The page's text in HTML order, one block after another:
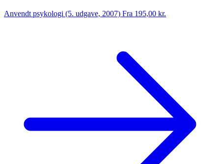
Anvendt psykologi (5. udgave, 2007) Fra 195,00 kr.